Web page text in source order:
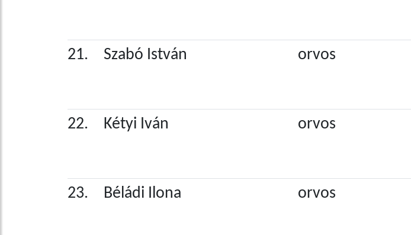
21. Szabó István orvos
22. Kétyi Iván orvos
23. Béládi Ilona orvos